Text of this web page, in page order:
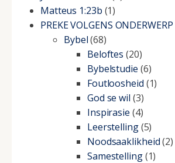
Matteus 1:23b (1)
PREKE VOLGENS ONDERWERP
Bybel(68)
Beloftes (20)
Bybelstudie (6)
Foutloosheid (1)
God se wil (3)
Inspirasie (4)
Leerstelling(5)
Noodsaaklikheid(2)
Samestelling(1)